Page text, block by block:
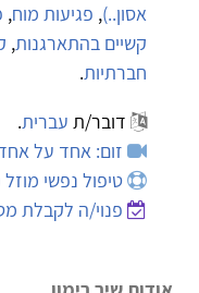
אסון..), פגיעות מוח,
קשיים בהתארגנות,
חברתיות.
דובר/ת עברית.
זום: אחד על אחד (עד
טיפול נפשי מוזל (עד
פנוי/ה לקבלת